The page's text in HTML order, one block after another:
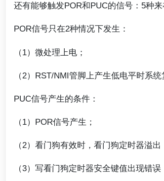
还有能够触发POR和PUC的信号：5种
POR信号只在2种情况下发生：
（1）微处理上电；
（2）RST/NMI管脚上产生低电平时系统
PUC信号产生的条件：
（1）POR信号产生；
（2）看门狗有效时，看门狗定时器溢出
（3）写看门狗定时器安全键值出现错误